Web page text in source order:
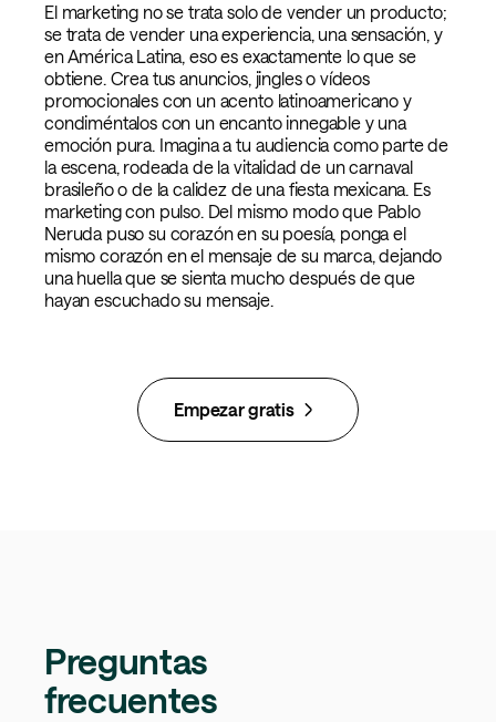
El marketing no se trata solo de vender un producto;
se trata de vender una experiencia, una sensación, y
en América Latina, eso es exactamente lo que se
obtiene. Crea tus anuncios, jingles o vídeos
promocionales con un acento latinoamericano y
condiméntalos con un encanto innegable y una
emoción pura. Imagina a tu audiencia como parte de
la escena, rodeada de la vitalidad de un carnaval
brasileño o de la calidez de una fiesta mexicana. Es
marketing con pulso. Del mismo modo que Pablo
Neruda puso su corazón en su poesía, ponga el
mismo corazón en el mensaje de su marca, dejando
una huella que se sienta mucho después de que
hayan escuchado su mensaje.
Empezar gratis
Preguntas
frecuentes